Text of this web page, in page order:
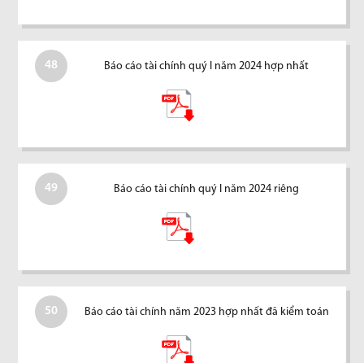
48 Báo cáo tài chính quý I năm 2024 hợp nhất
49 Báo cáo tài chính quý I năm 2024 riêng
50 Báo cáo tài chính năm 2023 hợp nhất đã kiểm toán